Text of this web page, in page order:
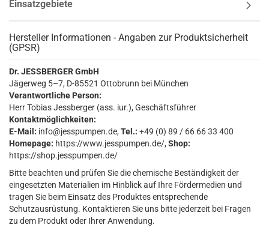
Einsatzgebiete
Hersteller Informationen - Angaben zur Produktsicherheit
(GPSR)
Dr. JESSBERGER GmbH
Jägerweg 5–7, D-85521 Ottobrunn bei München
Verantwortliche Person:
Herr Tobias Jessberger (ass. iur.), Geschäftsführer
Kontaktmöglichkeiten:
E-Mail: info@jesspumpen.de, Tel.: +49 (0) 89 / 66 66 33 400
Homepage: https://www.jesspumpen.de/, Shop:
https://shop.jesspumpen.de/
Bitte beachten und prüfen Sie die chemische Beständigkeit der
eingesetzten Materialien im Hinblick auf Ihre Fördermedien und
tragen Sie beim Einsatz des Produktes entsprechende
Schutzausrüstung. Kontaktieren Sie uns bitte jederzeit bei Fragen
zu dem Produkt oder Ihrer Anwendung.